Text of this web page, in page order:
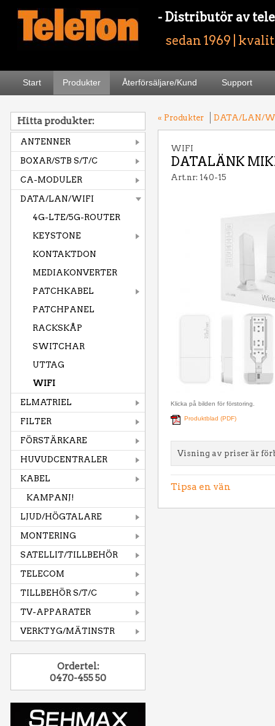
- Distributör av
sedan 1969 |
Start Produkter Återförsäljare/Kund Support
Hitta produkter:
ANTENNER
BOXAR/STB S/T/C
CA-MODULER
DATA/LAN/WIFI
4G-LTE/5G-ROUTER
KEYSTONE
KONTAKTDON
MEDIAKONVERTER
PATCHKABEL
PATCHPANEL
RACKSKÅP
SWITCHAR
UTTAG
WIFI
ELMATRIEL
FILTER
FÖRSTÄRKARE
HUVUDCENTRALER
KABEL
KAMPANJ!
LJUD/HÖGTALARE
MONTERING
SATELLIT/TILLBEHÖR
TELECOM
TILLBEHÖR S/T/C
TV-APPARATER
VERKTYG/MÄTINSTR
Ordertel:
0470-455 50
« Produkter DATA/LAN/
WIFI
DATALÄNK
Art.nr: 140-15
Klicka på bilden för förstoring.
Produktblad (PDF)
Visning av priser är
Tipsa en vän